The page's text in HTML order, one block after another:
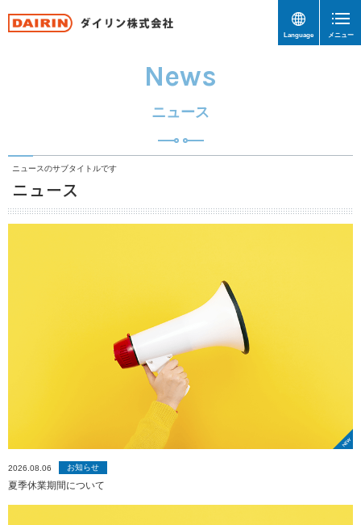
Language メニュー
News
ニュース
ニュースのサブタイトルです
ニュース
2026.08.06 お知らせ
夏季休業期間について